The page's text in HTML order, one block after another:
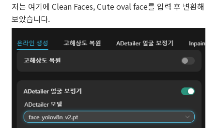
저는 여기에 Clean Faces, Cute oval face를 입력 후 변환해
보았습니다.